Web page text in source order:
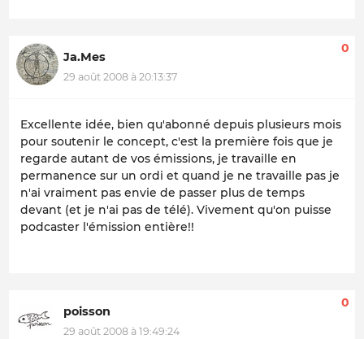
Ja.Mes
29 août 2008 à 20:13:37
0
Excellente idée, bien qu'abonné depuis plusieurs mois
pour soutenir le concept, c'est la première fois que je
regarde autant de vos émissions, je travaille en
permanence sur un ordi et quand je ne travaille pas je
n'ai vraiment pas envie de passer plus de temps
devant (et je n'ai pas de télé). Vivement qu'on puisse
podcaster l'émission entière!!
poisson
29 août 2008 à 19:49:24
0